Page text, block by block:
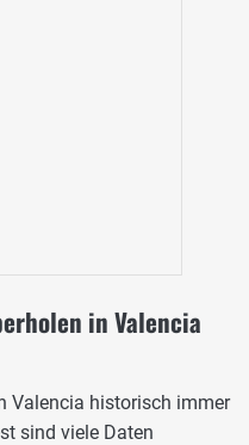
in Valencia
Valencia historisch immer
sind viele Daten